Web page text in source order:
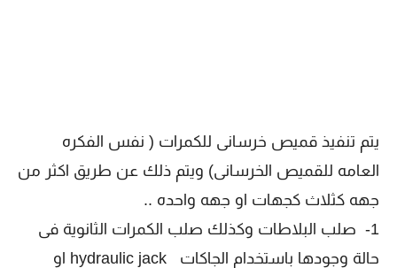
يتم تنفيذ قميص خرسانى للكمرات ( نفس الفكره
العامه للقميص الخرسانى) ويتم ذلك عن طريق اكثر من
جهه كثلاث كجهات او جهه واحده ..
1- صلب البلاطات وكذلك صلب الكمرات الثانوية فى
حالة وجودها باستخدام الجاكات hydraulic jack او